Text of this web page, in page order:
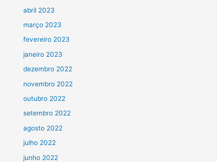
abril 2023
março 2023
fevereiro 2023
janeiro 2023
dezembro 2022
novembro 2022
outubro 2022
setembro 2022
agosto 2022
julho 2022
junho 2022